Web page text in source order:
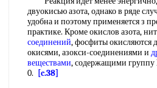
двуокисью азота, однако в ряде
удобна и поэтому применяется з
практике. Кроме окислов азота,
соединений, фосфиты окисляются
окисями, азокси-соединениями и
веществами, содержащими группу
0.
[c.38]